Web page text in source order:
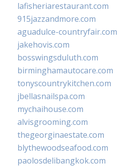
lafisheriarestaurant.com
915jazzandmore.com
aguadulce-countryfair.com
jakehovis.com
bosswingsduluth.com
birminghamautocare.com
tonyscountrykitchen.com
jbellasnailspa.com
mychaihouse.com
alvisgrooming.com
thegeorginaestate.com
blythewoodseafood.com
paolosdelibangkok.com